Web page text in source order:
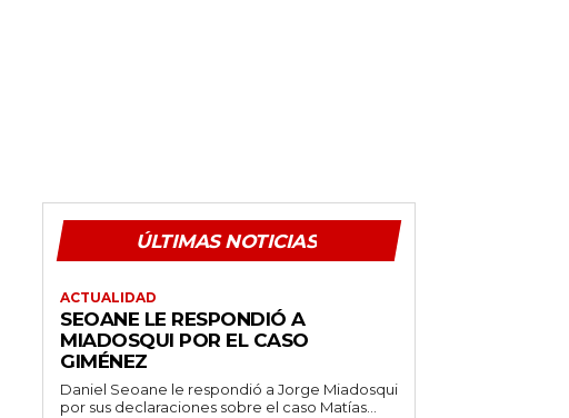
ÚLTIMAS NOTICIAS
ACTUALIDAD
SEOANE LE RESPONDIÓ A
MIADOSQUI POR EL CASO
GIMÉNEZ
Daniel Seoane le respondió a Jorge Miadosqui
por sus declaraciones sobre el caso Matías...